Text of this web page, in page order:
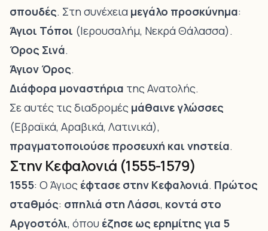
σπουδές. Στη συνέχεια μεγάλο προσκύνημα:
Άγιοι Τόποι (Ιερουσαλήμ, Νεκρά Θάλασσα).
Όρος Σινά.
Άγιον Όρος.
Διάφορα μοναστήρια της Ανατολής.
Σε αυτές τις διαδρομές μάθαινε γλώσσες
(Εβραϊκά, Αραβικά, Λατινικά),
πραγματοποιούσε προσευχή και νηστεία.
Στην Κεφαλονιά (1555-1579)
1555: Ο Άγιος έφτασε στην Κεφαλονιά. Πρώτος
σταθμός: σπηλιά στη Λάσσι, κοντά στο
Αργοστόλι, όπου έζησε ως ερημίτης για 5